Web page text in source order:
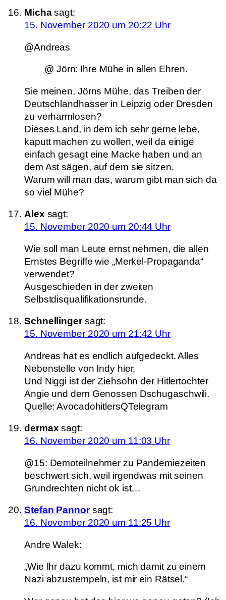
Micha sagt:
15. November 2020 um 20:22 Uhr
@Andreas
@ Jörn: Ihre Mühe in allen Ehren.
Sie meinen, Jörns Mühe, das Treiben der
Deutschlandhasser in Leipzig oder Dresden
zu verharmlosen?
Dieses Land, in dem ich sehr gerne lebe,
kaputt machen zu wollen, weil da einige
einfach gesagt eine Macke haben und an
dem Ast sägen, auf dem sie sitzen.
Warum will man das, warum gibt man sich da
so viel Mühe?
Alex sagt:
15. November 2020 um 20:44 Uhr
Wie soll man Leute ernst nehmen, die allen
Ernstes Begriffe wie „Merkel-Propaganda“
verwendet?
Ausgeschieden in der zweiten
Selbstdisqualifikationsrunde.
Schnellinger sagt:
15. November 2020 um 21:42 Uhr
Andreas hat es endlich aufgedeckt. Alles
Nebenstelle von Indy hier.
Und Niggi ist der Ziehsohn der Hitlertochter
Angie und dem Genossen Dschugaschwili.
Quelle: AvocadohitlersQTelegram
dermax sagt:
16. November 2020 um 11:03 Uhr
@15: Demoteilnehmer zu Pandemiezeiten
beschwert sich, weil irgendwas mit seinen
Grundrechten nicht ok ist…
Stefan Pannor sagt:
16. November 2020 um 11:25 Uhr
Andre Walek:
„Wie Ihr dazu kommt, mich damit zu einem
Nazi abzustempeln, ist mir ein Rätsel.“